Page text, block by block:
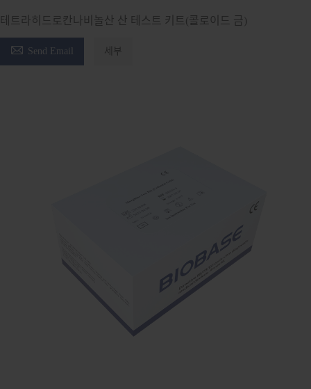
테트라히드로칸나비놀산 산 테스트 키트(콜로이드 금)
 Send Email 세부